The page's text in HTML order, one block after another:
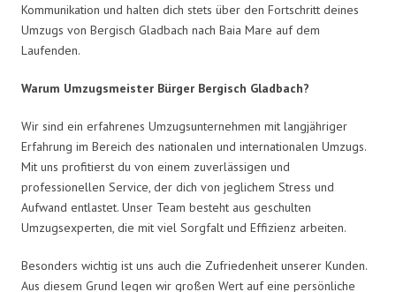
Kommunikation und halten dich stets über den Fortschritt deines
Umzugs von Bergisch Gladbach nach Baia Mare auf dem
Laufenden.
Warum Umzugsmeister Bürger Bergisch Gladbach?
Wir sind ein erfahrenes Umzugsunternehmen mit langjähriger
Erfahrung im Bereich des nationalen und internationalen Umzugs.
Mit uns profitierst du von einem zuverlässigen und
professionellen Service, der dich von jeglichem Stress und
Aufwand entlastet. Unser Team besteht aus geschulten
Umzugsexperten, die mit viel Sorgfalt und Effizienz arbeiten.
Besonders wichtig ist uns auch die Zufriedenheit unserer Kunden.
Aus diesem Grund legen wir großen Wert auf eine persönliche